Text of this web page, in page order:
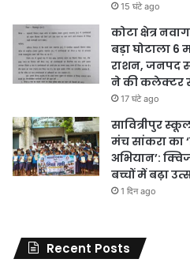
15 घंटे ago
कोटा क्षेत्र
बड़ा घोटाला 6
राशन, जनपद
ने की कलेक्टर
17 घंटे ago
सावित्रीपुर
मंच सांकरा का
अभियान’:
बच्चों में बढ़ा
1 दिन ago
Recent Posts